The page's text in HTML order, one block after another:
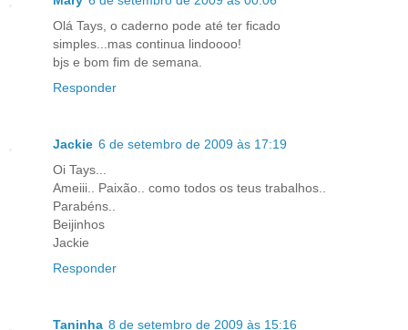
Olá Tays, o caderno pode até ter ficado
simples...mas continua lindoooo!
bjs e bom fim de semana.
Responder
Jackie 6 de setembro de 2009 às 17:19
Oi Tays...
Ameiii.. Paixão.. como todos os teus trabalhos..
Parabéns..
Beijinhos
Jackie
Responder
Taninha 8 de setembro de 2009 às 15:16